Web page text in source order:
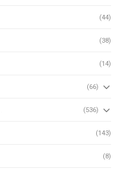
(44)
(38)
(14)
(66)
(536)
(143)
(8)